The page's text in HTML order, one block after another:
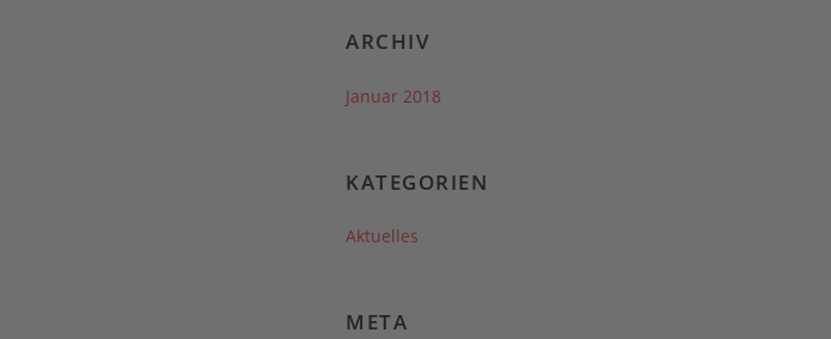
ARCHIV
Januar 2018
KATEGORIEN
Aktuelles
META